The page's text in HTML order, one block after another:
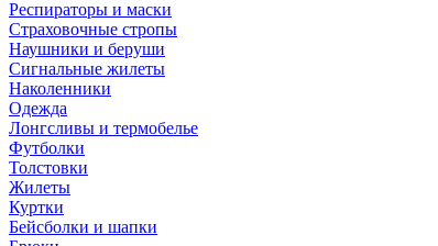
Респираторы и маски
Страховочные стропы
Наушники и беруши
Сигнальные жилеты
Наколенники
Одежда
Лонгсливы и термобелье
Футболки
Толстовки
Жилеты
Куртки
Бейсболки и шапки